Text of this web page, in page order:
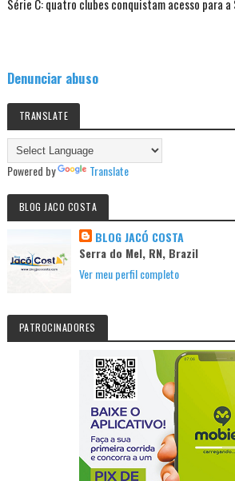
Série C: quatro clubes conquistam acesso para
Denunciar abuso
TRANSLATE
Powered by Translate
BLOG JACO COSTA
BLOG JACÓ COSTA
Serra do Mel, RN, Brazil
Ver meu perfil completo
PATROCINADORES